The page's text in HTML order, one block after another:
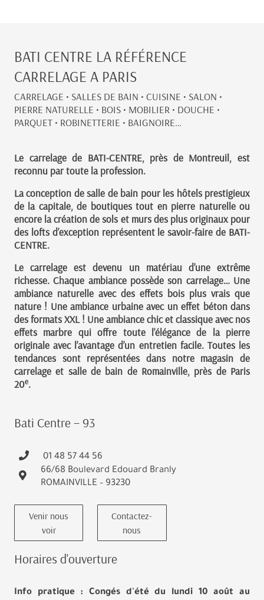
BATI CENTRE LA RÉFÉRENCE
CARRELAGE A PARIS
CARRELAGE • SALLES DE BAIN • CUISINE • SALON •
PIERRE NATURELLE • BOIS • MOBILIER • DOUCHE •
PARQUET • ROBINETTERIE • BAIGNOIRE…
Le carrelage de BATI-CENTRE, près de Montreuil, est
reconnu par toute la profession.
La conception de salle de bain pour les hôtels prestigieux
de la capitale, de boutiques tout en pierre naturelle ou
encore la création de sols et murs des plus originaux pour
des lofts d’exception représentent le savoir-faire de BATI-
CENTRE.
Le carrelage est devenu un matériau d’une extrême
richesse. Chaque ambiance possède son carrelage… Une
ambiance naturelle avec des effets bois plus vrais que
nature ! Une ambiance urbaine avec un effet béton dans
des formats XXL ! Une ambiance chic et classique avec nos
effets marbre qui offre toute l’élégance de la pierre
originale avec l’avantage d’un entretien facile. Toutes les
tendances sont représentées dans notre magasin de
carrelage et salle de bain de Romainville, près de Paris
20e.
Bati Centre – 93
01 48 57 44 56
66/68 Boulevard Edouard Branly
ROMAINVILLE – 93230
Venir nous
voir
Contactez-
nous
Horaires d'ouverture
Info pratique : Congés d'été du lundi 10 août au